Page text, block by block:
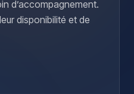
d’accompagnement.
disponibilité et de